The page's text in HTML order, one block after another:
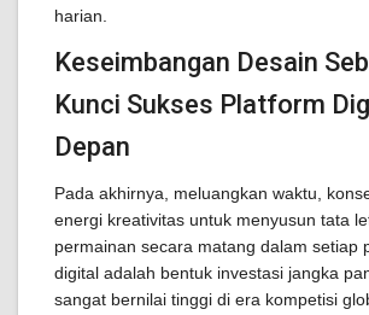
harian.
Keseimbangan Desain
Kunci Sukses Platform
Depan
Pada akhirnya, meluangkan waktu,
energi kreativitas untuk menyusun tata
permainan secara matang dalam setiap
digital adalah bentuk investasi jangka
sangat bernilai tinggi di era kompetisi